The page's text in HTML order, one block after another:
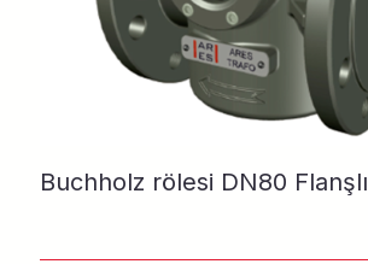
Buchholz rölesi DN80 Flanşlı